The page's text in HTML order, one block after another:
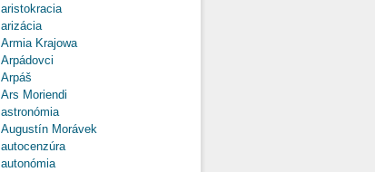
aristokracia
arizácia
Armia Krajowa
Arpádovci
Arpáš
Ars Moriendi
astronómia
Augustín Morávek
autocenzúra
autonómia